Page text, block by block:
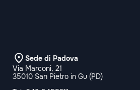
Sede di Padova
Via Marconi, 21
35010 San Pietro in Gu (PD)